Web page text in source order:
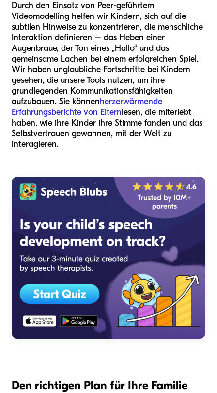
Durch den Einsatz von Peer-geführtem
Videomodelling helfen wir Kindern, sich auf die
subtilen Hinweise zu konzentrieren, die menschliche
Interaktion definieren – das Heben einer
Augenbraue, der Ton eines „Hallo“ und das
gemeinsame Lachen bei einem erfolgreichen Spiel.
Wir haben unglaubliche Fortschritte bei Kindern
gesehen, die unsere Tools nutzen, um ihre
grundlegenden Kommunikationsfähigkeiten
aufzubauen. Sie könnenherzerwärmende
Erfahrungsberichte von Elternlesen, die miterlebt
haben, wie ihre Kinder ihre Stimme fanden und das
Selbstvertrauen gewannen, mit der Welt zu
interagieren.
Den richtigen Plan für Ihre Familie